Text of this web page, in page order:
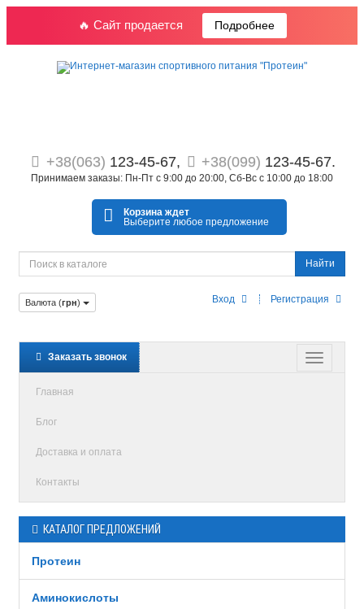
🔥 Сайт продается Подробнее
+38(063) 123-45-67, +38(099) 123-45-67.
Принимаем заказы: Пн-Пт с 9:00 до 20:00, Сб-Вс с 10:00 до 18:00
Корзина ждет
Выберите любое предложение
Найти
Вход Регистрация
Валюта (грн)
Заказать звонок
Главная
Блог
Доставка и оплата
Контакты
КАТАЛОГ ПРЕДЛОЖЕНИЙ
Протеин
Аминокислоты